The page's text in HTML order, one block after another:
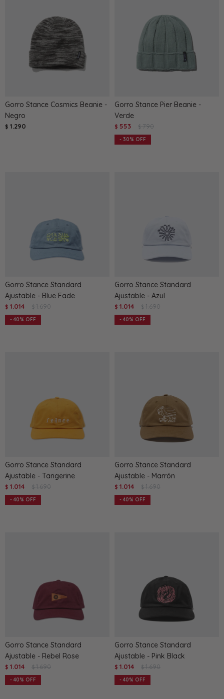
Gorro Stance Cosmics Beanie -
Negro
$ 1.290
Gorro Stance Pier Beanie -
Verde
$ 553 $ 790
30
Gorro Stance Standard
Ajustable - Blue Fade
$ 1.014 $ 1.690
40
Gorro Stance Standard
Ajustable - Azul
$ 1.014 $ 1.690
40
Gorro Stance Standard
Ajustable - Tangerine
$ 1.014 $ 1.690
40
Gorro Stance Standard
Ajustable - Marrón
$ 1.014 $ 1.690
40
Gorro Stance Standard
Ajustable - Rebel Rose
$ 1.014 $ 1.690
40
Gorro Stance Standard
Ajustable - Pink Black
$ 1.014 $ 1.690
40